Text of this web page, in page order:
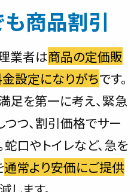
商品割引
業者は商品の定価販
設定になりがちです。
足を第一に考え、緊急
つ、割引価格でサー
蛇口やトイレなど、急を
通常より安価にご提供